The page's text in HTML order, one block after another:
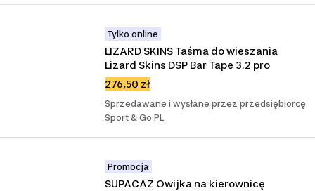
Tylko online
LIZARD SKINS Taśma do wieszania
Lizard Skins DSP Bar Tape 3.2 pro
276,50 zł
Sprzedawane i wysłane przez przedsiębiorcę
Sport & Go PL
Promocja
SUPACAZ Owijka na kierownicę